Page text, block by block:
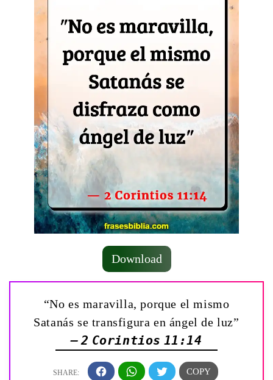
Download
“No es maravilla, porque el mismo
Satanás se transfigura en ángel de luz”
— 2 Corintios 11:14